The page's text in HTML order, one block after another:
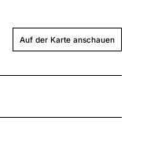
Auf der Karte anschauen